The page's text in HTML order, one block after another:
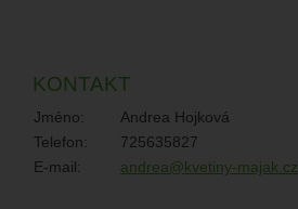
KONTAKT
Jméno:
Andrea Hojková
Telefon:
725635827
E-mail:
andrea@kvetiny-majak.cz